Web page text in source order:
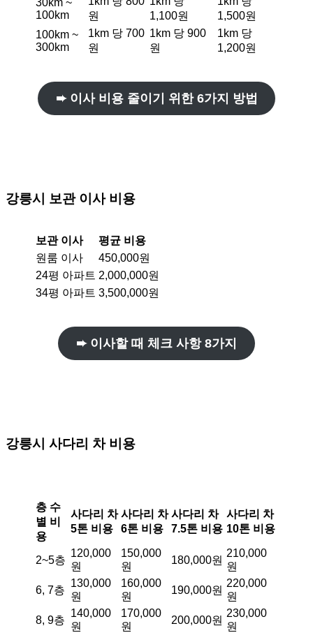
30km ~
100km
원
1,100원
1,500원
100km ~
300km
1km 당 700
원
1km 당 900
원
1km 당
1,200원
➨ 이사 비용 줄이기 위한 6가지 방법
강릉시 보관 이사 비용
보관 이사
평균 비용
원룸 이사
450,000원
24평 아파트 2,000,000원
34평 아파트 3,500,000원
➨ 이사할 때 체크 사항 8가지
강릉시 사다리 차 비용
층 수
별 비
용
사다리 차
5톤 비용
사다리 차
6톤 비용
사다리 차
7.5톤 비용
사다리 차
10톤 비용
2~5층
120,000
원
150,000
원
180,000원
210,000
원
6, 7층
130,000
원
160,000
원
190,000원
220,000
원
8, 9층
140,000
원
170,000
원
200,000원
230,000
원